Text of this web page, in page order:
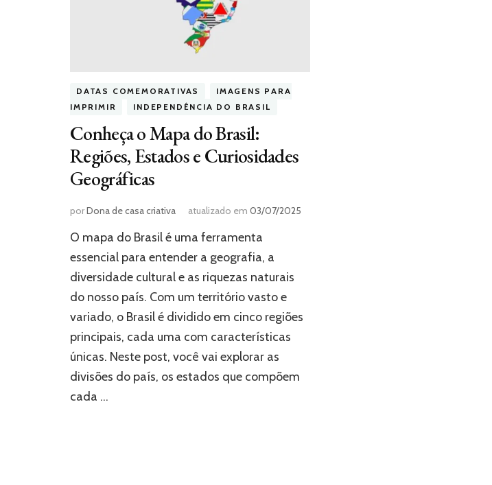
DATAS COMEMORATIVAS
IMAGENS PARA
IMPRIMIR
INDEPENDÊNCIA DO BRASIL
Conheça o Mapa do Brasil:
Regiões, Estados e Curiosidades
Geográficas
porDona de casa criativa atualizado em 03/07/2025
O mapa do Brasil é uma ferramenta
essencial para entender a geografia, a
diversidade cultural e as riquezas naturais
do nosso país. Com um território vasto e
variado, o Brasil é dividido em cinco regiões
principais, cada uma com características
únicas. Neste post, você vai explorar as
divisões do país, os estados que compõem
cada …